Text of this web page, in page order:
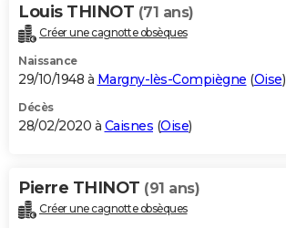
Louis THINOT (71 ans)
Créer une cagnotte obsèques
Naissance
29/10/1948 à Margny-lès-Compiègne (Oise)
Décès
28/02/2020 à Caisnes (Oise)
Pierre THINOT (91 ans)
Créer une cagnotte obsèques